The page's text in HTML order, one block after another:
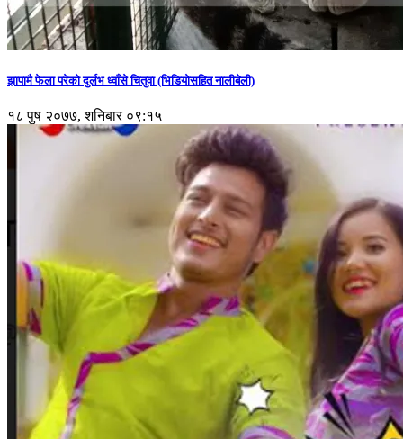
झापामै फेला परेको दुर्लभ ध्वाँसे चितुवा (भिडियोसहित नालीबेली)
१८ पुष २०७७, शनिबार ०९:१५